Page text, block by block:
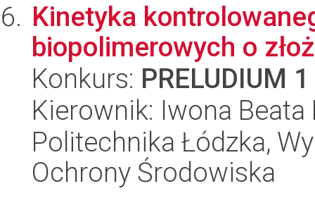
Kinetyka
biopolimerowych o
Konkurs: PRELUDIUM 1
Kierownik: Iwona
Politechnika Łódzka,
Ochrony Środowiska